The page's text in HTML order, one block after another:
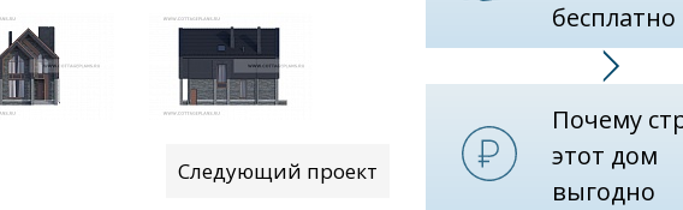
бесплатно
Почему
этот дом
выгодно
Следующий проект